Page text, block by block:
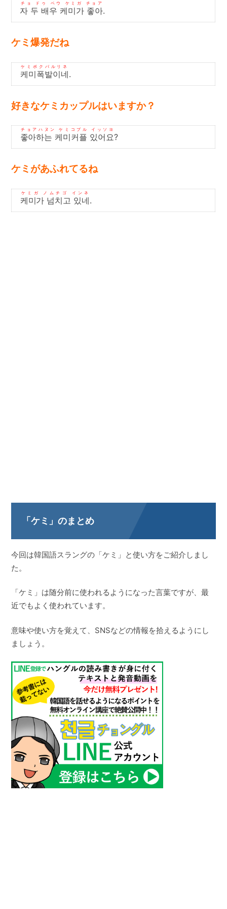
자 두 배우 케미가 좋아
チョ ドゥ ベウ ケミガ チョア
.
ケミ爆発だね
케미폭발이네
ケミポクパルリネ
.
好きなケミカップルはいますか？
좋아하는 케미커플 있어요
チョアハヌン ケミコプル イッソヨ
?
ケミがあふれてるね
케미가 넘치고 있네
ケミガ ノムチゴ インネ
.
「ケミ」のまとめ
今回は韓国語スラングの「ケミ」と使い方をご紹介しまし
た。
「ケミ」は随分前に使われるようになった言葉ですが、最
近でもよく使われています。
意味や使い方を覚えて、SNSなどの情報を拾えるようにし
ましょう。